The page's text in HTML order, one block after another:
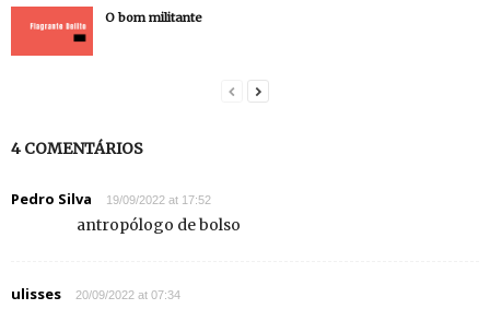
O bom militante
4 COMENTÁRIOS
Pedro Silva 19/09/2022 at 17:52
antropólogo de bolso
ulisses 20/09/2022 at 07:34